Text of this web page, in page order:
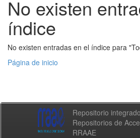
No existen
índice
No existen entradas en el índice para
Página de inicio
Repositorio
Repositorios de
RRAAE